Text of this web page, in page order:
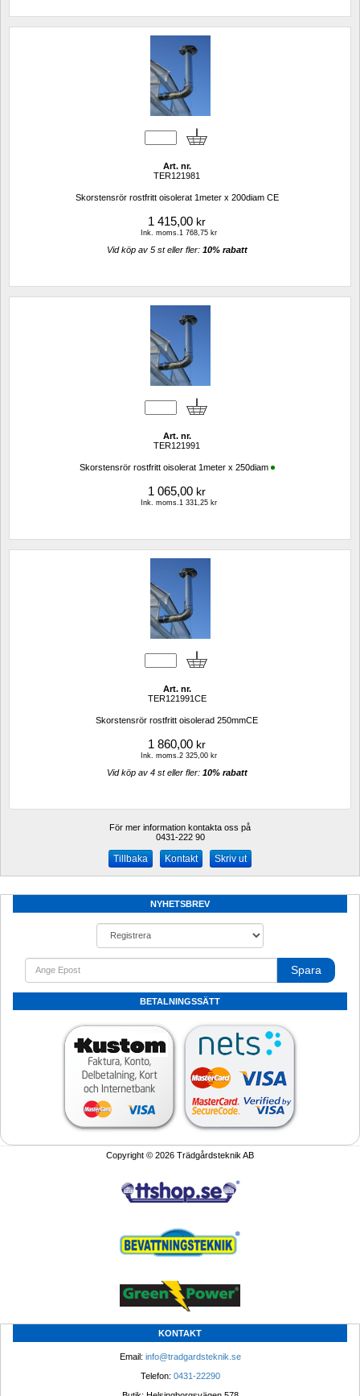
Art. nr.
TER121981
Skorstensrör rostfritt oisolerat 1meter x 200diam CE
1 415,00 kr
Ink. moms.1 768,75 kr
Vid köp av 5 st eller fler: 10% rabatt
Art. nr.
TER121991
Skorstensrör rostfritt oisolerat 1meter x 250diam
1 065,00 kr
Ink. moms.1 331,25 kr
Art. nr.
TER121991CE
Skorstensrör rostfritt oisolerad 250mmCE
1 860,00 kr
Ink. moms.2 325,00 kr
Vid köp av 4 st eller fler: 10% rabatt
För mer information kontakta oss på
0431-222 90
Kontakt Skriv ut
NYHETSBREV
Spara
BETALNINGSSÄTT
Copyright © 2026 Trädgårdsteknik AB
KONTAKT
Email: info@tradgardsteknik.se
Telefon: 0431-22290